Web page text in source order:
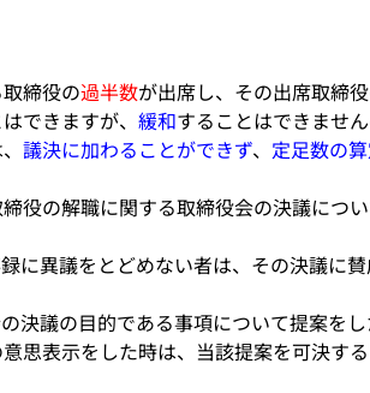
締役の過半数が出席し、その出席取締
できますが、 緩和することはできませ
議決に加わることができず、 定足数の
役の解職に関する取締役会の決議につ
異議をとどめない者は、その決議に賛
決議の目的である事項について提案を
思表示をした時は、当該提案を可決す